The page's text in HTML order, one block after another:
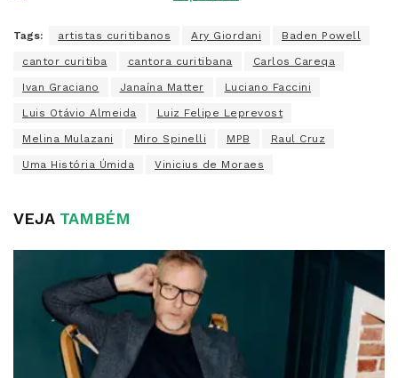
Tags: artistas curitibanos Ary Giordani Baden Powell
cantor curitiba cantora curitibana Carlos Careqa
Ivan Graciano Janaína Matter Luciano Faccini
Luis Otávio Almeida Luiz Felipe Leprevost
Melina Mulazani Miro Spinelli MPB Raul Cruz
Uma História Úmida Vinicius de Moraes
VEJATAMBÉM